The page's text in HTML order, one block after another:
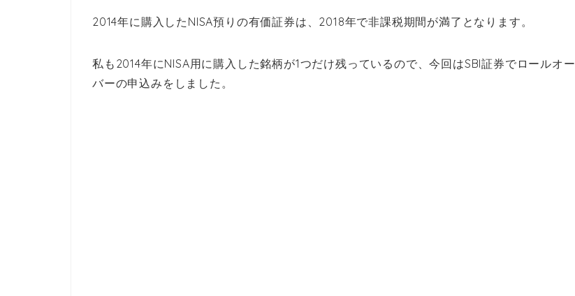
2014年に購入したNISA預りの有価証券は、2018年で非課税期間が満了となります。
私も2014年にNISA用に購入した銘柄が1つだけ残っているので、今回はSBI証券でロールオー
バーの申込みをしました。